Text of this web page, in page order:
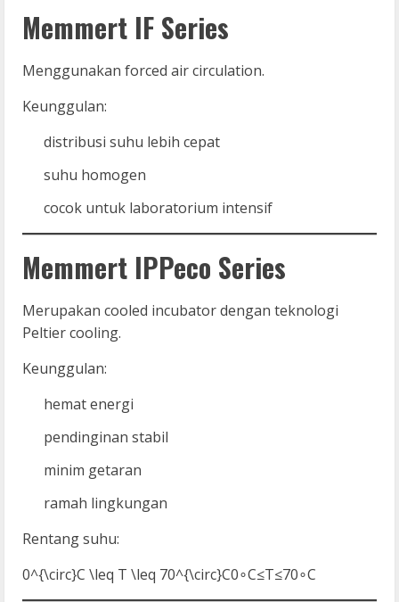
Memmert IF Series
Menggunakan forced air circulation.
Keunggulan:
distribusi suhu lebih cepat
suhu homogen
cocok untuk laboratorium intensif
Memmert IPPeco Series
Merupakan cooled incubator dengan teknologi
Peltier cooling.
Keunggulan:
hemat energi
pendinginan stabil
minim getaran
ramah lingkungan
Rentang suhu:
0^{\circ}C \leq T \leq 70^{\circ}C0∘C≤T≤70∘C